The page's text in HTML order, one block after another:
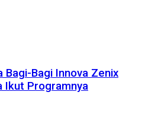
Bagi-Bagi Innova Zenix
Ikut Programnya